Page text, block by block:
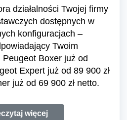
działalności Twojej firmy
dostępnych w
konfiguracjach –
Twoim
Boxer już od
Expert już od 89 900 zł
już od 69 900 zł netto.
więcej